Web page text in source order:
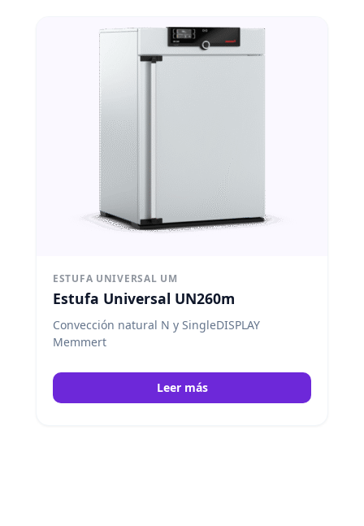
ESTUFA UNIVERSAL UM
Estufa Universal UN260m
Convección natural N y SingleDISPLAY
Memmert
Leer más